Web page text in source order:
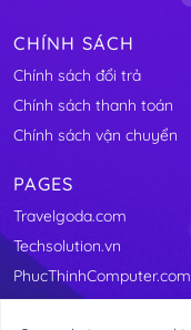
CHÍNH SÁCH
Chính sách đổi trả
Chính sách thanh toán
Chính sách vận chuyển
PAGES
Travelgoda.com
Techsolution.vn
PhucThinhComputer.com